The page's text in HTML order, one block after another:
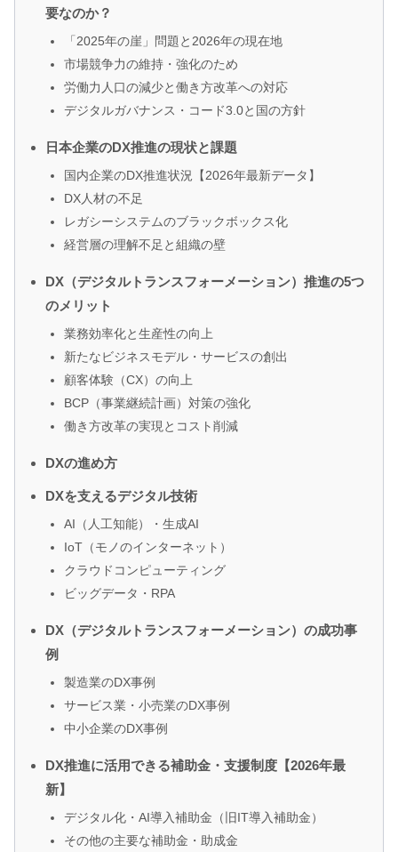
要なのか？
「2025年の崖」問題と2026年の現在地
市場競争力の維持・強化のため
労働力人口の減少と働き方改革への対応
デジタルガバナンス・コード3.0と国の方針
日本企業のDX推進の現状と課題
国内企業のDX推進状況【2026年最新データ】
DX人材の不足
レガシーシステムのブラックボックス化
経営層の理解不足と組織の壁
DX（デジタルトランスフォーメーション）推進の5つ
のメリット
業務効率化と生産性の向上
新たなビジネスモデル・サービスの創出
顧客体験（CX）の向上
BCP（事業継続計画）対策の強化
働き方改革の実現とコスト削減
DXの進め方
DXを支えるデジタル技術
AI（人工知能）・生成AI
IoT（モノのインターネット）
クラウドコンピューティング
ビッグデータ・RPA
DX（デジタルトランスフォーメーション）の成功事
例
製造業のDX事例
サービス業・小売業のDX事例
中小企業のDX事例
DX推進に活用できる補助金・支援制度【2026年最
新】
デジタル化・AI導入補助金（旧IT導入補助金）
その他の主要な補助金・助成金